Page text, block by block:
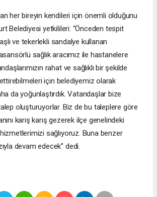
her bireyin kendileri için önemli olduğunu
Belediyesi yetkilileri: “Önceden tespit
ve tekerlekli sandalye kullanan
sağlık aracımız ile hastanelere
rahat ve sağlıklı bir şekilde
için belediyemiz olarak
da yoğunlaştırdık. Vatandaşlar bize
oluşturuyorlar. Biz de bu taleplere göre
karış karış gezerek ilçe genelindeki
sağlıyoruz. Buna benzer
devam edecek” dedi.